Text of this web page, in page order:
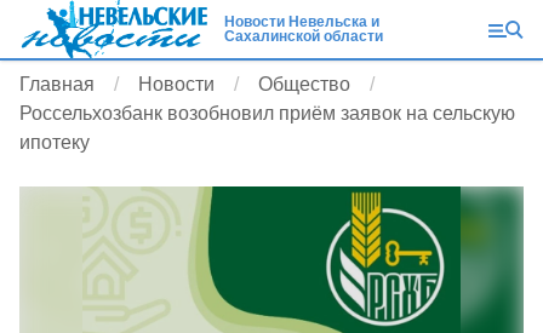
Новости Невельска и
Сахалинской области
Главная Новости
Общество
Россельхозбанк возобновил приём заявок на сельскую
ипотеку